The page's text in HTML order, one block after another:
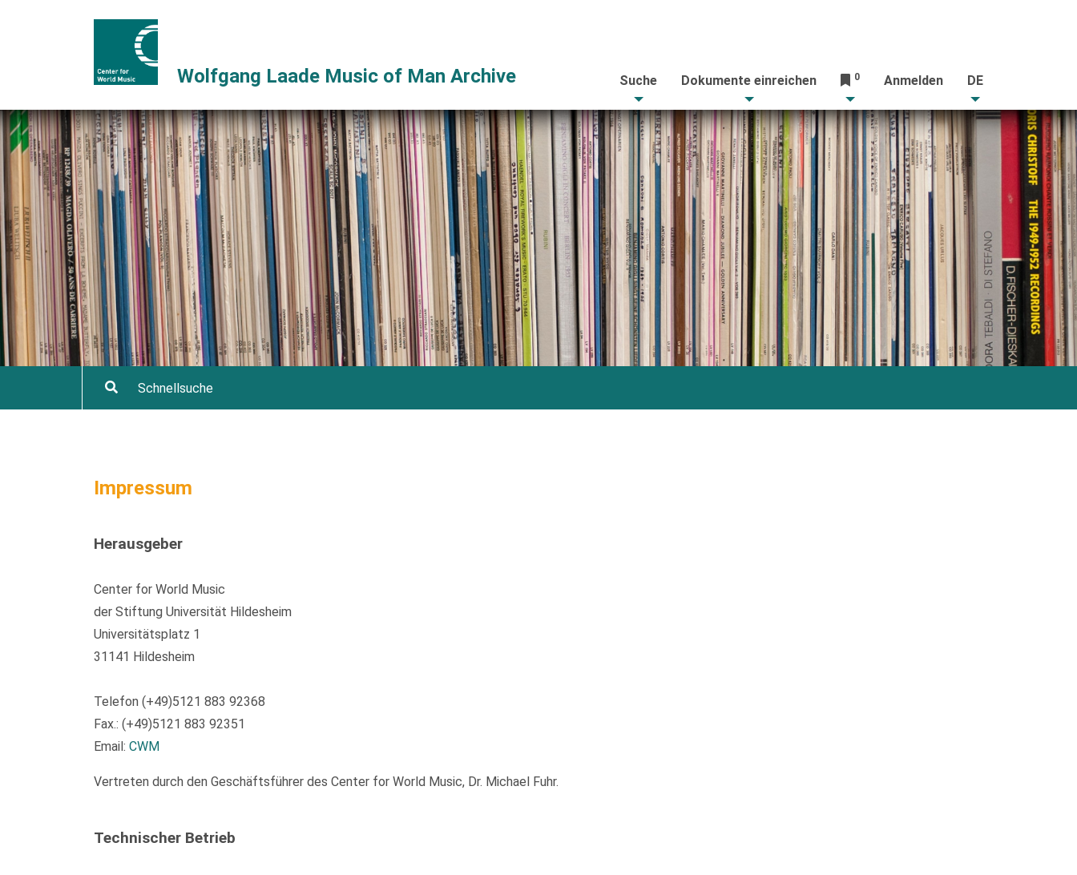
Wolfgang Laade Music of Man Archive Suche Dokumente einreichen 0 Anmelden DE
Impressum
Herausgeber
Center for World Music
der Stiftung Universität Hildesheim
Universitätsplatz 1
31141 Hildesheim
Telefon (+49)5121 883 92368
Fax.: (+49)5121 883 92351
Email: CWM
Vertreten durch den Geschäftsführer des Center for World Music, Dr. Michael Fuhr.
Technischer Betrieb